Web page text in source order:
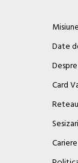
Date
Card